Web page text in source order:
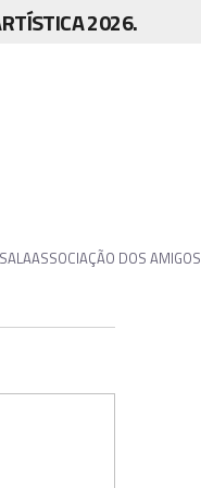
2026.
ASSOCIAÇÃO DOS AMIGOS